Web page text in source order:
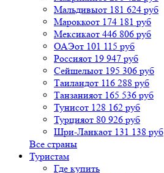
Мальдивыот 181 624 руб
Мароккоот 174 181 руб
Мексикаот 446 806 руб
ОАЭот 101 115 руб
Россияот 19 947 руб
Сейшелыот 195 306 руб
Таиландот 116 288 руб
Танзанияот 165 536 руб
Тунисот 128 162 руб
Турцияот 80 926 руб
Шри-Ланкаот 131 138 руб
Все страны
Туристам
Где купить